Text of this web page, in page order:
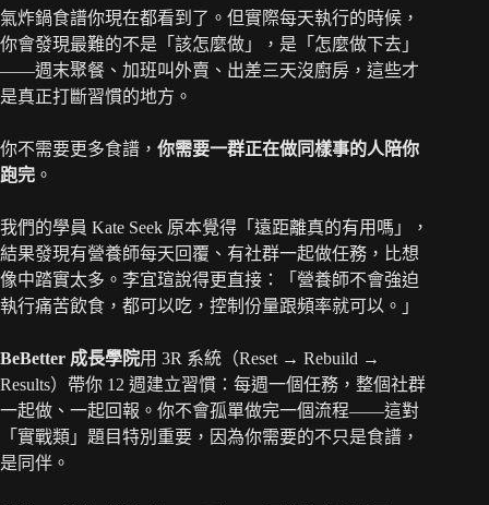
氣炸鍋食譜你現在都看到了。但實際每天執行的時候，
你會發現最難的不是「該怎麼做」，是「怎麼做下去」
——週末聚餐、加班叫外賣、出差三天沒廚房，這些才
是真正打斷習慣的地方。
你不需要更多食譜， 你需要一群正在做同樣事的人陪你
跑完 。
我們的學員 Kate Seek 原本覺得「遠距離真的有用嗎」，
結果發現有營養師每天回覆、有社群一起做任務，比想
像中踏實太多。李宜瑄說得更直接：「營養師不會強迫
執行痛苦飲食，都可以吃，控制份量跟頻率就可以。」
BeBetter 成長學院用 3R 系統（Reset → Rebuild →
Results）帶你 12 週建立習慣：每週一個任務，整個社群
一起做、一起回報。你不會孤單做完一個流程——這對
「實戰類」題目特別重要，因為你需要的不只是食譜，
是同伴。